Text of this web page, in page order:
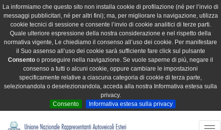
La informiamo che questo sito non installa cookie di profilazione (né per l’invio di
messaggi pubblicitari, né per altri fini); ma, per migliorare la navigazione, utilizza
cookie tecnici di sessione e consente l’invio di cookie analitici di terze parti.
Quale ulteriore espressione della nostra considerazione e nel rispetto della
normativa vigente, Le chiediamo il consenso all’uso dei cookie. Per manifestare
il Suo assenso all’uso dei cookie sarà sufficiente fare click sul pulsante
Consento o proseguire nella navigazione. Se vuole saperne di più, negare il
consenso a tutti o alcuni cookie, oppure cambiare le impostazioni
specificamente relative a ciascuna categoria di cookie di terza parte,
selezionandola o deselezionandola, acceda alla nostra Informativa estesa sulla
privacy.
Consento
Informativa estesa sulla privacy